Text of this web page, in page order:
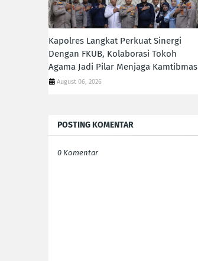
Kapolres Langkat Perkuat Sinergi
Dengan FKUB, Kolaborasi Tokoh
Agama Jadi Pilar Menjaga Kamtibmas
August 06, 2026
POSTING KOMENTAR
0 Komentar